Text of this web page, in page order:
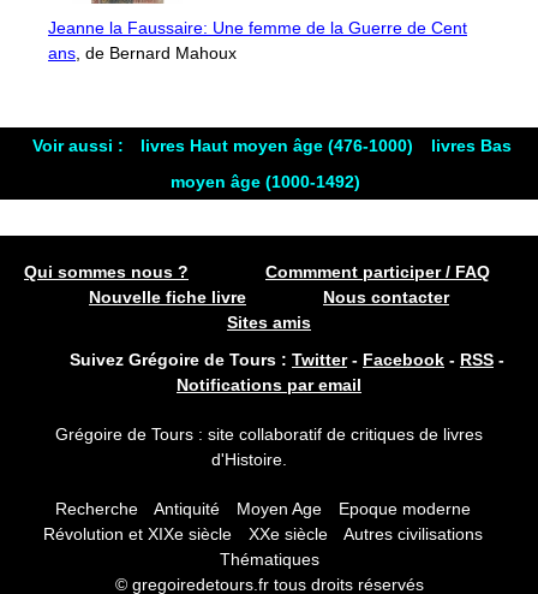
Jeanne la Faussaire: Une femme de la Guerre de Cent
ans , de Bernard Mahoux
Voir aussi : livres Haut moyen âge (476-1000)
livres Bas
moyen âge (1000-1492)
Qui sommes nous ?
Commment participer / FAQ
Nouvelle fiche livre
Nous contacter
Sites amis
Suivez Grégoire de Tours : Twitter- Facebook - RSS -
Notifications par email
Grégoire de Tours : site collaboratif de critiques de livres
d'Histoire.
Recherche Antiquité Moyen Age
Epoque moderne
Révolution et XIXe siècle
XXe siècle
Autres civilisations
Thématiques
© gregoiredetours.fr tous droits réservés